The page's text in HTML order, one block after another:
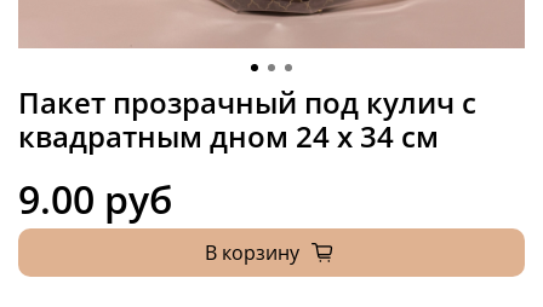
Пакет прозрачный под кулич с
квадратным дном 24 x 34 см
9.00 руб
В корзину